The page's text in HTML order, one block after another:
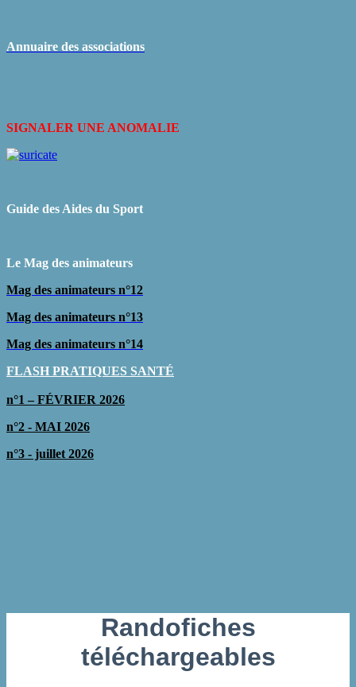
Annuaire des associations
SIGNALER UNE ANOMALIE
Guide des Aides du Sport
Le Mag des animateurs
Mag des animateurs n°12
Mag des animateurs n°13
Mag des animateurs n°14
FLASH PRATIQUES SANTÉ
n°1 – FÉVRIER 2026
n°2 - MAI 2026
n°3 - juillet 2026
Randofiches
téléchargeables